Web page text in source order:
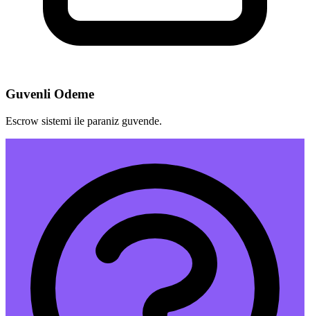
Guvenli Odeme
Escrow sistemi ile paraniz guvende.